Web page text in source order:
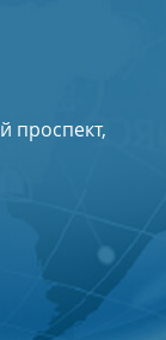
проспект,